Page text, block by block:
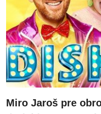
blízkosť, starostlivosť o
stereotypov
Miro Jaroš pre